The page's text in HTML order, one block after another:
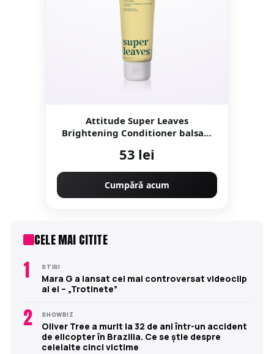
Attitude Super Leaves
Brightening Conditioner balsam
Leaves and White Tea 240 ml
53 lei
Cumpără acum
CELE MAI CITITE
1 STIRI
Mara G a lansat cel mai controversat videoclip
al ei – „Trotinete”
2 SHOWBIZ
Oliver Tree a murit la 32 de ani într-un accident
de elicopter în Brazilia. Ce se știe despre
celelalte cinci victime